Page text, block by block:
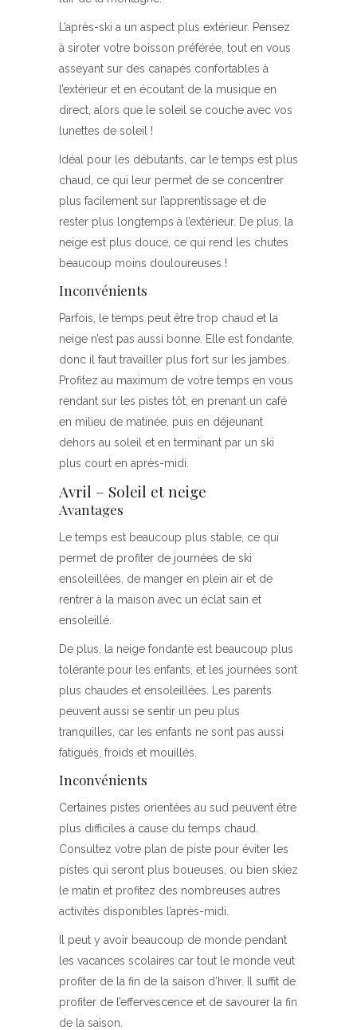
L’après-ski a un aspect plus extérieur. Pensez
à siroter votre boisson préférée, tout en vous
asseyant sur des canapés confortables à
l’extérieur et en écoutant de la musique en
direct, alors que le soleil se couche avec vos
lunettes de soleil !
Idéal pour les débutants, car le temps est plus
chaud, ce qui leur permet de se concentrer
plus facilement sur l’apprentissage et de
rester plus longtemps à l’extérieur. De plus, la
neige est plus douce, ce qui rend les chutes
beaucoup moins douloureuses !
Inconvénients
Parfois, le temps peut être trop chaud et la
neige n’est pas aussi bonne. Elle est fondante,
donc il faut travailler plus fort sur les jambes.
Profitez au maximum de votre temps en vous
rendant sur les pistes tôt, en prenant un café
en milieu de matinée, puis en déjeunant
dehors au soleil et en terminant par un ski
plus court en après-midi.
Avril – Soleil et neige
Avantages
Le temps est beaucoup plus stable, ce qui
permet de profiter de journées de ski
ensoleillées, de manger en plein air et de
rentrer à la maison avec un éclat sain et
ensoleillé.
De plus, la neige fondante est beaucoup plus
tolérante pour les enfants, et les journées sont
plus chaudes et ensoleillées. Les parents
peuvent aussi se sentir un peu plus
tranquilles, car les enfants ne sont pas aussi
fatigués, froids et mouillés.
Inconvénients
Certaines pistes orientées au sud peuvent être
plus difficiles à cause du temps chaud.
Consultez votre plan de piste pour éviter les
pistes qui seront plus boueuses, ou bien skiez
le matin et profitez des nombreuses autres
activités disponibles l’après-midi.
Il peut y avoir beaucoup de monde pendant
les vacances scolaires car tout le monde veut
profiter de la fin de la saison d’hiver. Il suffit de
profiter de l’effervescence et de savourer la fin
de la saison.